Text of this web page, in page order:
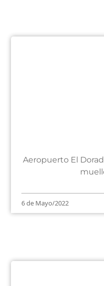
Aeropuerto El
6 de Mayo/2022